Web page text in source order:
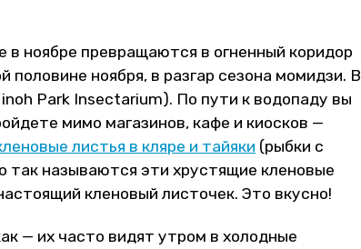
в ноябре превращаются в огненный коридор
ноября, в разгар сезона момидзи. В
Park Insectarium). По пути к водопаду вы
мимо магазинов, кафе и киосков —
листья в кляре и тайяки (рыбки с
называются эти хрустящие кленовые
кленовый листочек. Это вкусно!
— их часто видят утром в холодные